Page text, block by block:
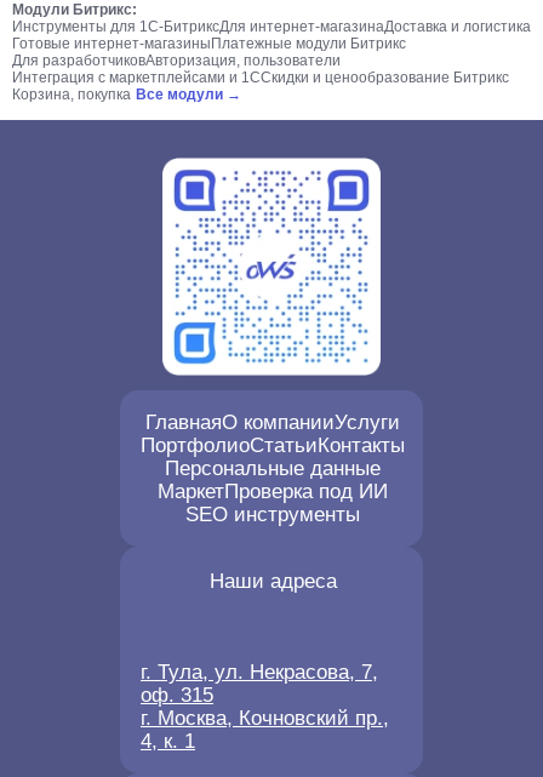
Модули Битрикс:
Инструменты для 1С-БитриксДля интернет-магазинаДоставка и логистика
Готовые интернет-магазины Платежные модули Битрикс
Для разработчиковАвторизация, пользователи
Интеграция с маркетплейсами и 1ССкидки и ценообразование Битрикс
Корзина, покупка Все модули →
ГлавнаяО компанииУслуги
ПортфолиоСтатьиКонтакты
Персональные данные
МаркетПроверка под ИИ
SEO инструменты
Наши адреса
г. Тула, ул. Некрасова, 7,
оф. 315
г. Москва, Кочновский пр.,
4, к. 1